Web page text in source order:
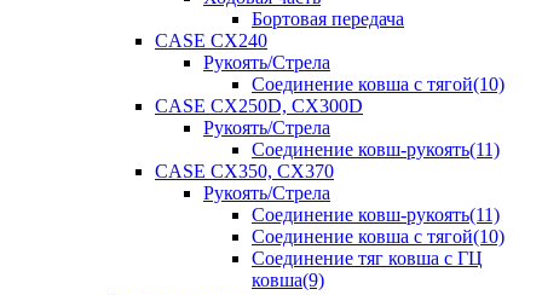
Бортовая передача
CASE CX240
Рукоять/Стрела
Соединение ковша с тягой(10)
CASE CX250D, CX300D
Рукоять/Стрела
Соединение ковш-рукоять(11)
CASE CX350, CX370
Рукоять/Стрела
Соединение ковш-рукоять(11)
Соединение ковша с тягой(10)
Соединение тяг ковша с ГЦ
ковша(9)